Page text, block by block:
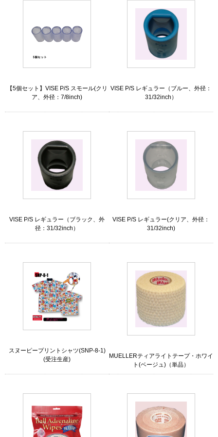
【5個セット】VISE P/S スモール(クリ
ア、外径：7/8inch)
VISE P/S レギュラー（ブルー、外径：
31/32inch）
VISE P/S レギュラー（ブラック、外
径：31/32inch）
VISE P/S レギュラー(クリア、外径：
31/32inch)
スヌーピープリントシャツ(SNP-8-1)
(受注生産)
MUELLERティアライトテープ・ホワイ
ト(ベージュ)（単品）